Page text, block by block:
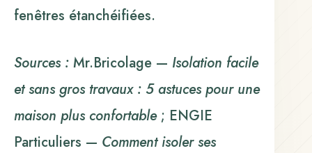
fenêtres étanchéifiées.
Sources : Mr.Bricolage — Isolation facile
et sans gros travaux : 5 astuces pour une
maison plus confortable; ENGIE
Particuliers — Comment isoler ses